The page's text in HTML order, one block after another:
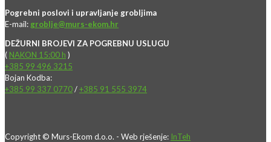
Pogrebni poslovi i upravljanje grobljima
E-mail: groblje@murs-ekom.hr
DEŽURNI BROJEVI ZA POGREBNU USLUGU
( NAKON 15:00 h )
+385 99 496 3215
Bojan Kodba:
+385 99 337 0770/+385 91 555 3974
Copyright © Murs-Ekom d.o.o. - Web rješenje: InTeh